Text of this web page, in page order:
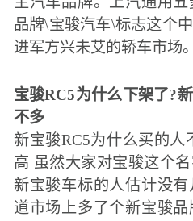
品牌\宝骏汽车\标志这个
进军方兴未艾的轿车市场。
宝骏RC5为什么下架了?
不多
新宝骏RC5为什么买的
高 虽然大家对宝骏这个
新宝骏车标的人估计没
道市场上多了个新宝骏